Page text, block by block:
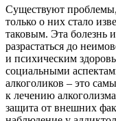
Существуют
только о них стало
таковым. Эта болезнь
разрастаться до
и психическим
социальными
алкоголиков – это
к лечению
защита от внешних